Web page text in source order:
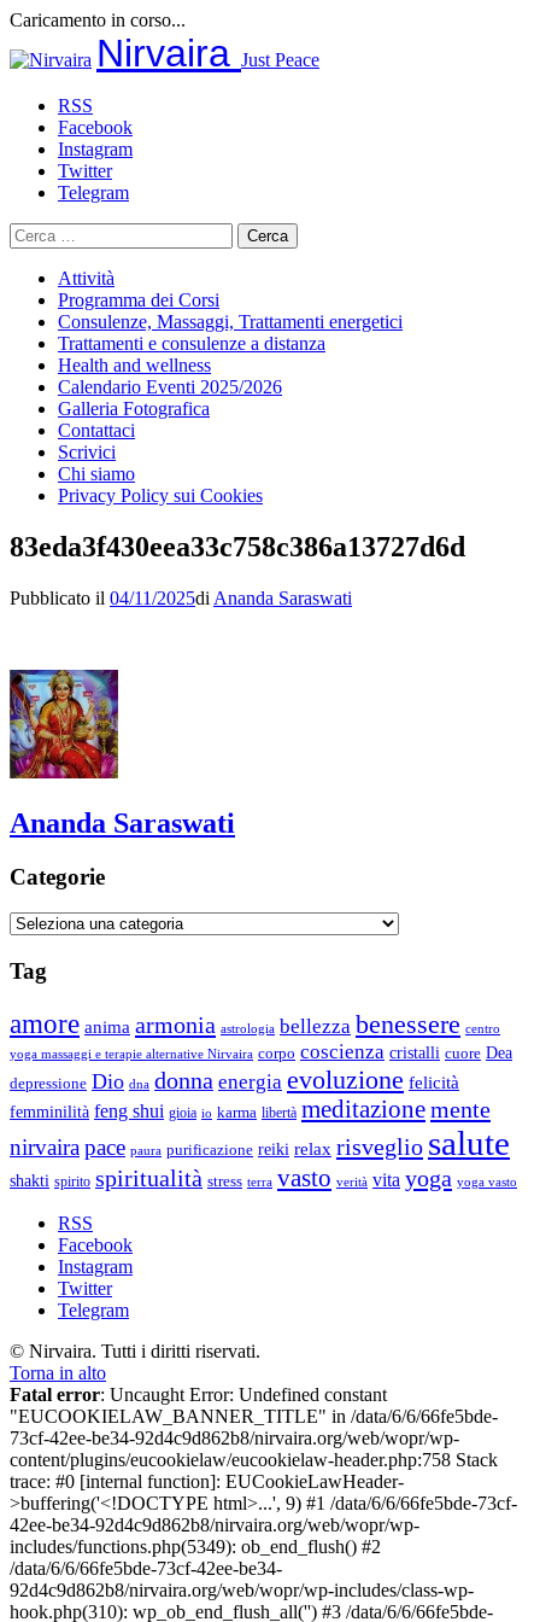
Caricamento in corso...
al
Nirvaira Just Peace
RSS
Facebook
Instagram
Twitter
Telegram
Ricerca
per:
Attività
Programma dei Corsi
Consulenze, Massaggi, Trattamenti energetici
Trattamenti e consulenze a distanza
Health and wellness
Calendario Eventi 2025/2026
Galleria Fotografica
Contattaci
Scrivici
Chi siamo
Privacy Policy sui Cookies
83eda3f430eea33c758c386a13727d6d
Pubblicato il 04/11/2025di Ananda Saraswati
Ananda Saraswati
Categorie
Categorie
Tag
amore anima armonia astrologia bellezza benessere centro
yoga massaggi e terapie alternative Nirvaira corpo coscienza cristalli cuore Dea
depressione Dio dna donna energia evoluzione felicità
femminilità feng shui gioia io karma libertà meditazionemente
nirvairapace paura purificazione reiki relax risveglio salute
shakti spirito spiritualità stress terra vasto verità vita yoga yoga vasto
RSS
Facebook
Instagram
Twitter
Telegram
© Nirvaira. Tutti i diritti riservati.
Torna in alto
Fatal error: Uncaught Error: Undefined constant
"EUCOOKIELAW_BANNER_TITLE" in /data/6/6/66fe5bde-
73cf-42ee-be34-92d4c9d862b8/nirvaira.org/web/wopr/wp-
content/plugins/eucookielaw/eucookielaw-header.php:758 Stack
trace: #0 [internal function]: EUCookieLawHeader-
>buffering('<!DOCTYPE html>...', 9) #1 /data/6/6/66fe5bde-73cf-
42ee-be34-92d4c9d862b8/nirvaira.org/web/wopr/wp-
includes/functions.php(5349): ob_end_flush() #2
/data/6/6/66fe5bde-73cf-42ee-be34-
92d4c9d862b8/nirvaira.org/web/wopr/wp-includes/class-wp-
hook.php(310): wp_ob_end_flush_all('') #3 /data/6/6/66fe5bde-